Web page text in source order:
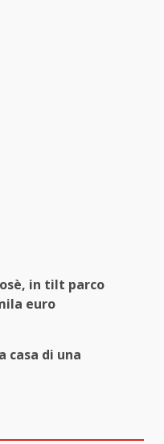
in tilt parco
euro
casa di una